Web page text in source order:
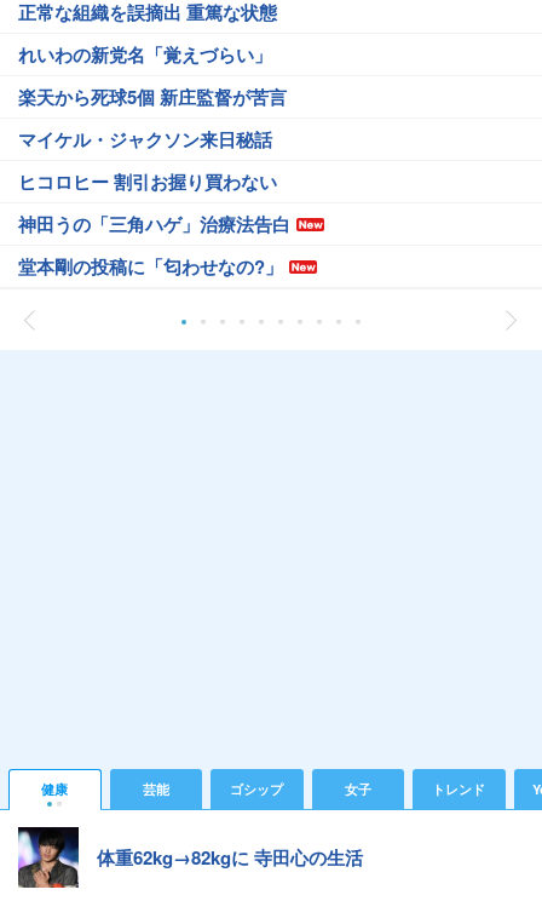
正常な組織を誤摘出 重篤な状態
れいわの新党名「覚えづらい」
楽天から死球5個 新庄監督が苦言
マイケル・ジャクソン来日秘話
ヒコロヒー 割引お握り買わない
神田うの「三角ハゲ」治療法告白
堂本剛の投稿に「匂わせなの?」
健康 芸能 ゴシップ 女子 トレンド
体重62kg→82kgに 寺田心の生活